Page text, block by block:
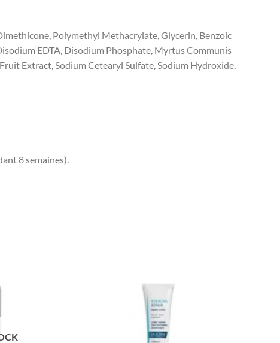
Polymethyl Methacrylate, Glycerin, Benzoic
EDTA, Disodium Phosphate, Myrtus Communis
Extract, Sodium Cetearyl Sulfate, Sodium Hydroxide,
8 semaines).